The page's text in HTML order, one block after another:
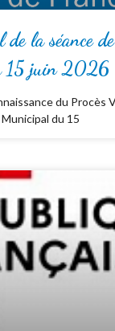
de la séance
15 juin 2026
du Procès
du 15